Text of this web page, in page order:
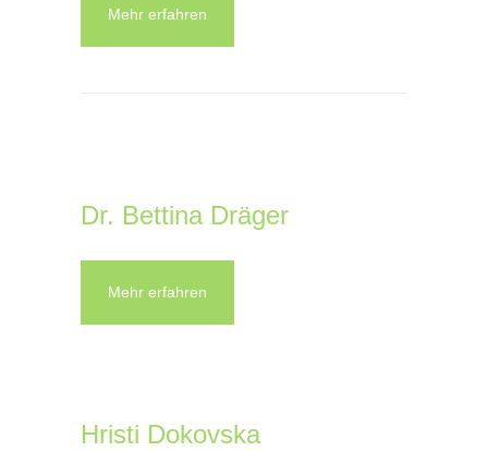
Mehr erfahren
Dr. Bettina Dräger
Mehr erfahren
Hristi Dokovska